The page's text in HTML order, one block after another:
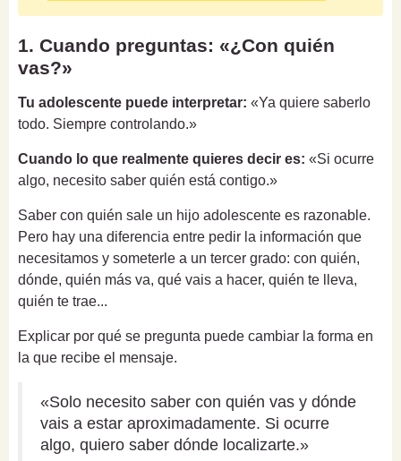
1. Cuando preguntas: «¿Con quién
vas?»
Tu adolescente puede interpretar: «Ya quiere saberlo
todo. Siempre controlando.»
Cuando lo que realmente quieres decir es: «Si ocurre
algo, necesito saber quién está contigo.»
Saber con quién sale un hijo adolescente es razonable.
Pero hay una diferencia entre pedir la información que
necesitamos y someterle a un tercer grado: con quién,
dónde, quién más va, qué vais a hacer, quién te lleva,
quién te trae...
Explicar por qué se pregunta puede cambiar la forma en
la que recibe el mensaje.
«Solo necesito saber con quién vas y dónde
vais a estar aproximadamente. Si ocurre
algo, quiero saber dónde localizarte.»